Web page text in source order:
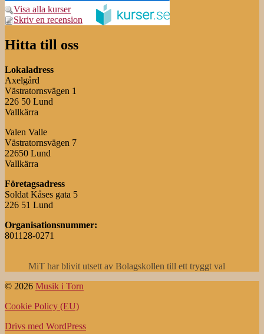
Visa alla kurser
Skriv en recension
Hitta till oss
Lokaladress
Axelgård
Västratornsvägen 1
226 50 Lund
Vallkärra
Valen Valle
Västratornsvägen 7
22650 Lund
Vallkärra
Företagsadress
Soldat Kåses gata 5
226 51 Lund
Organisationsnummer:
801128-0271
MiT har blivit utsett av Bolagskollen till ett tryggt val
© 2026 Musik i Torn
Cookie Policy (EU)
Drivs med WordPress